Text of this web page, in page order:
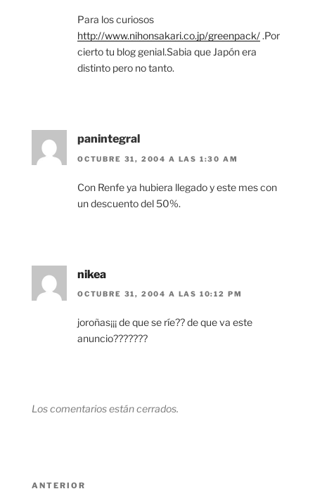
Para los curiosos
http://www.nihonsakari.co.jp/greenpack/.Por
cierto tu blog genial.Sabia que Japón era
distinto pero no tanto.
panintegral
OCTUBRE 31, 2004 A LAS 1:30 AM
Con Renfe ya hubiera llegado y este mes con
un descuento del 50%.
nikea
OCTUBRE 31, 2004 A LAS 10:12 PM
joroñas¡¡¡ de que se ríe?? de que va este
anuncio???????
Los comentarios están cerrados.
Entrada
ANTERIOR